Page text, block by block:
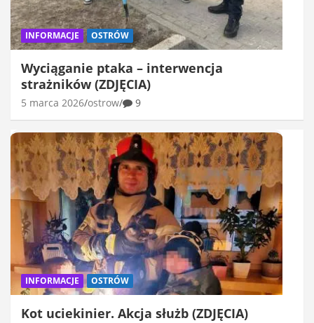
INFORMACJE OSTRÓW
Wyciąganie ptaka – interwencja
strażników (ZDJĘCIA)
5 marca 2026 ostrow 9
INFORMACJE OSTRÓW
Kot uciekinier. Akcja służb (ZDJĘCIA)